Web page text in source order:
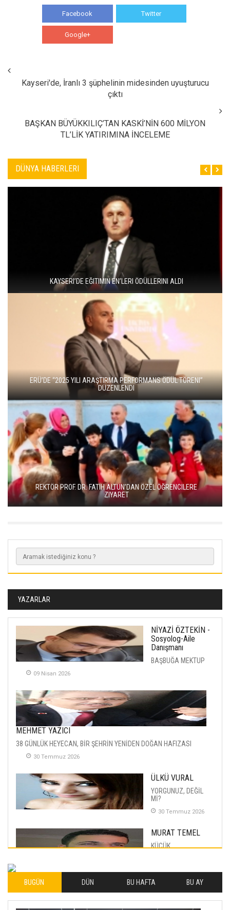
Facebook Twitter
Google+
Kayseri'de, İranlı 3 şüphelinin midesinden uyuşturucu
çıktı
BAŞKAN BÜYÜKKILIÇ’TAN KASKİ’NİN 600 MİLYON
TL’LİK YATIRIMINA İNCELEME
DÜNYA HABERLERI
KAYSERI’DE EĞITIMIN EN’LERI ÖDÜLLERINI ALDI
ERÜ’DE “2025 YILI ARAŞTIRMA PERFORMANS ÖDÜL TÖRENI”
DÜZENLENDI
REKTÖR PROF. DR. FATIH ALTUN’DAN ÖZEL ÖĞRENCILERE
ZIYARET
YAZARLAR
NİYAZİ ÖZTEKİN -
Sosyolog-Aile
Danışmanı
BAŞBUĞA MEKTUP
09 Nisan 2026
MEHMET YAZICI
38 GÜNLÜK HEYECAN, BİR ŞEHRİN YENİDEN DOĞAN HAFIZASI
30 Temmuz 2026
ÜLKÜ VURAL
YORGUNUZ, DEĞİL
Mİ?
30 Temmuz 2026
MURAT TEMEL
KÜÇÜK
İLHAN YILMAZ
SOFRADA AYRIMCILIK
VAR
BUGÜN DÜN BU HAFTA BU AY